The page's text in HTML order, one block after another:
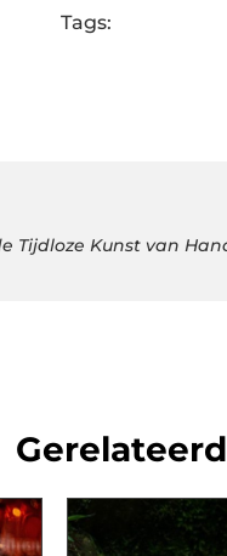
Tags:
Tijdloze Kunst van